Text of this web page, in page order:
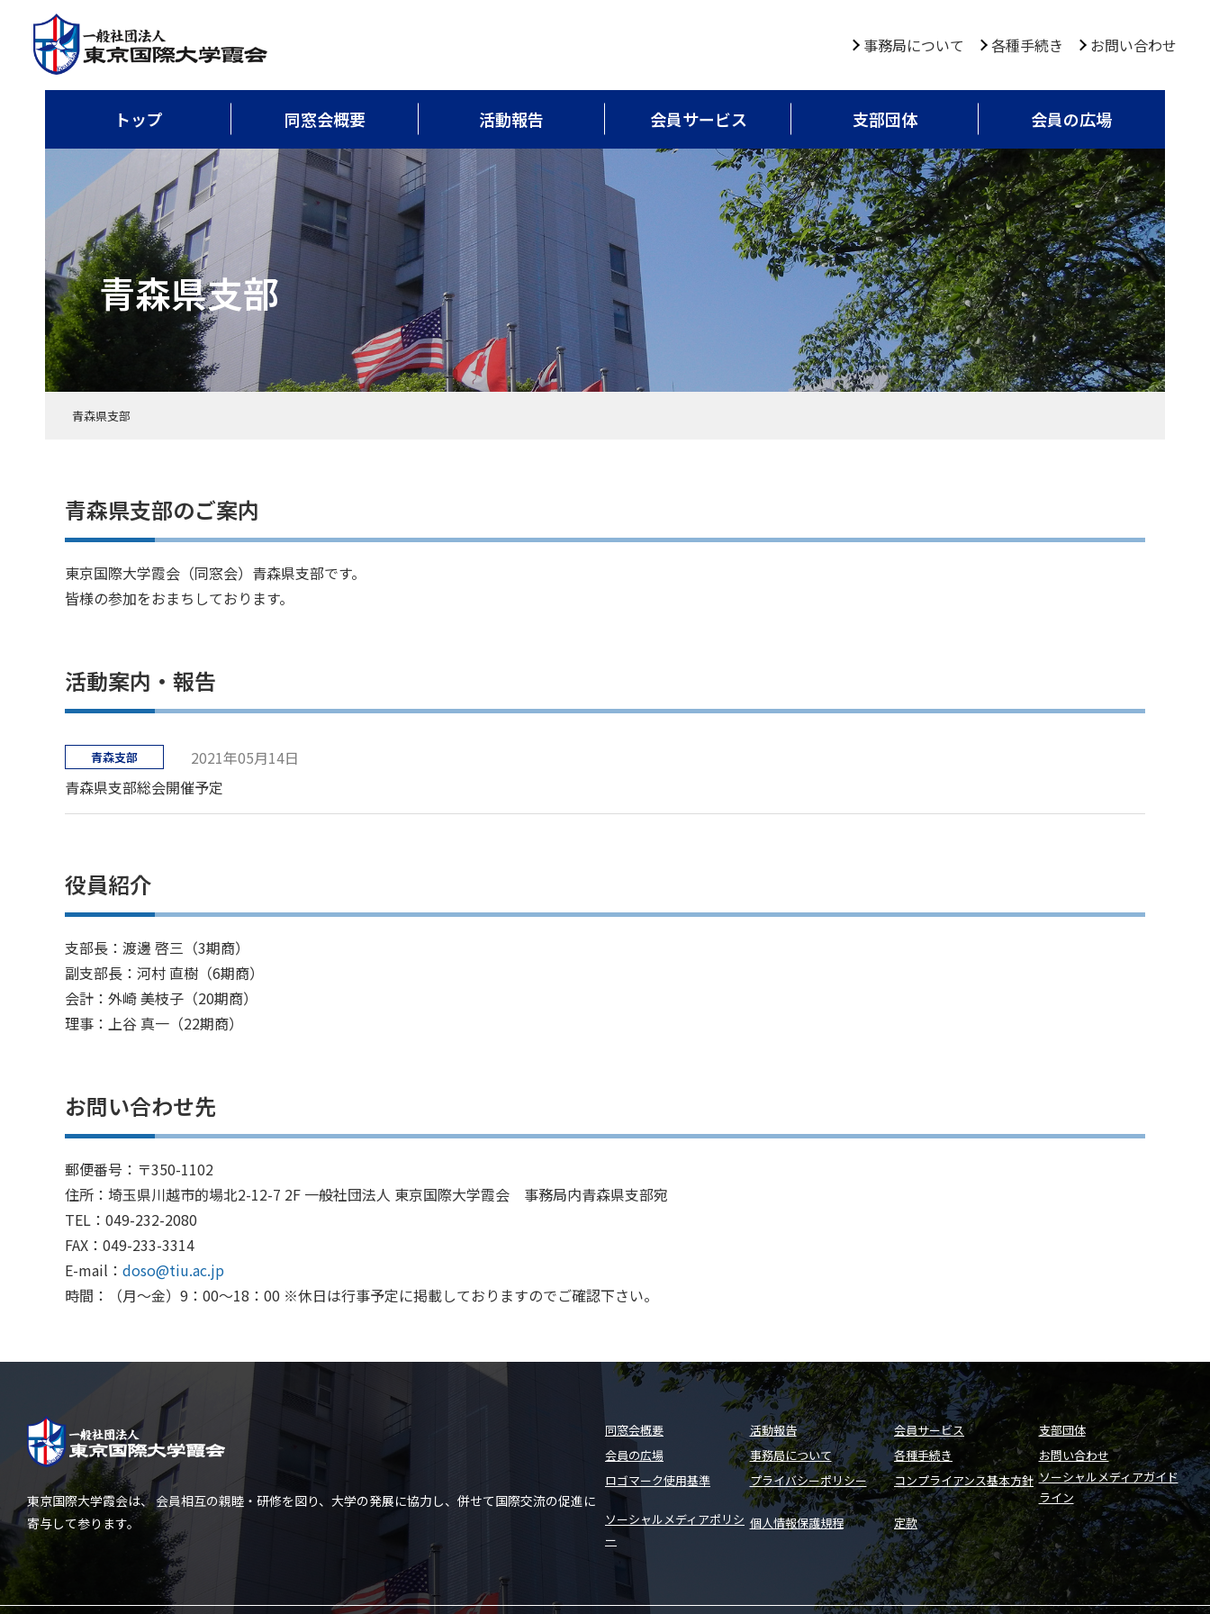
事務局について 各種手続き お問い合わせ
トップ 同窓会概要 活動報告 会員サービス 支部団体 会員の広場
青森県支部
青森県支部
青森県支部のご案内
東京国際大学霞会（同窓会）青森県支部です。
皆様の参加をおまちしております。
活動案内・報告
青森支部
2021年05月14日
青森県支部総会開催予定
役員紹介
支部長：渡邊 啓三（3期商）
副支部長：河村 直樹（6期商）
会計：外崎 美枝子（20期商）
理事：上谷 真一（22期商）
お問い合わせ先
郵便番号：〒350-1102
住所：埼玉県川越市的場北2-12-7 2F 一般社団法人 東京国際大学霞会 事務局内青森県支部宛
TEL：049-232-2080
FAX：049-233-3314
E-mail： doso@tiu.ac.jp
時間：（月〜金）9：00～18：00 ※休日は行事予定に掲載しておりますのでご確認下さい。
東京国際大学霞会は、 会員相互の親睦・研修を図り、大学の発展に協力し、併せて国際交流の促進に
寄与して参ります。
同窓会概要 活動報告 会員サービス
支部団体
会員の広場
事務局について 各種手続き
お問い合わせ
ロゴマーク使用基準
プライバシーポリシー コンプライアンス基本方針 ソーシャルメディアガイド
ライン
ソーシャルメディアポリシ
ー
個人情報保護規程 定款